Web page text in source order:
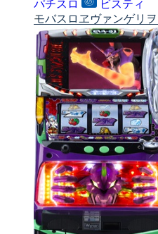
パチスロ
ビスティ
モバスロヱヴァンゲリ